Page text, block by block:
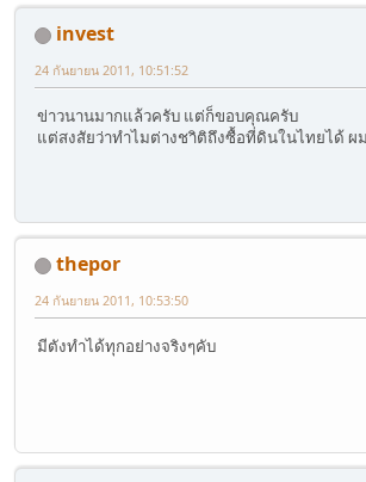
invest
24 กันยายน 2011, 10:51:52
ข่าวนานมากแล้วครับ แต่ก็ขอบคุณครับ
แต่สงสัยว่าทำไมต่างชาิติถึงซื้อที่ดินในไทยได้ ผ
thepor
24 กันยายน 2011, 10:53:50
มีตังทำได้ทุกอย่างจริงๆคับ